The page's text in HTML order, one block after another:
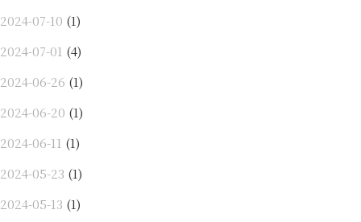
2024-07-10 (1)
2024-07-01 (4)
2024-06-26 (1)
2024-06-20 (1)
2024-06-11 (1)
2024-05-23 (1)
2024-05-13 (1)